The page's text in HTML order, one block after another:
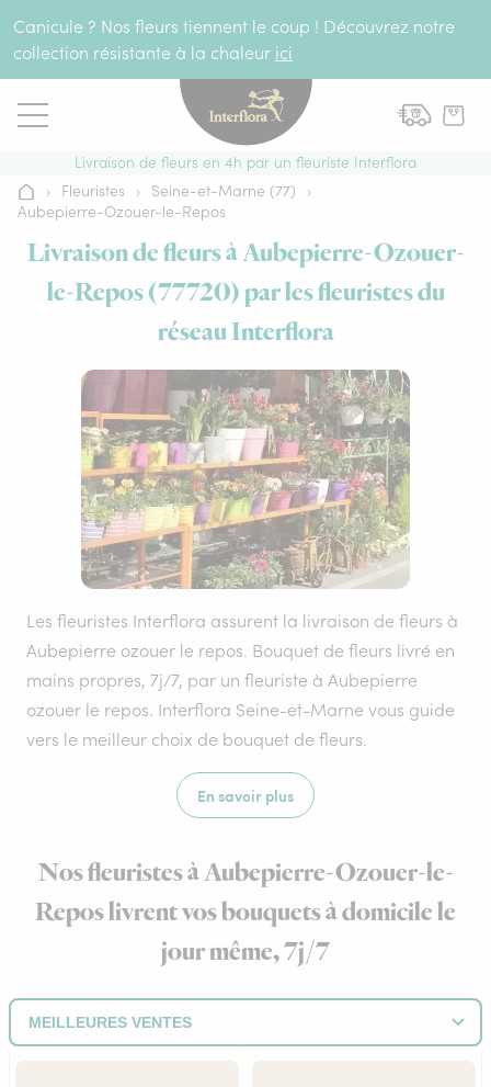
Canicule ? Nos fleurs tiennent le coup ! Découvrez notre
collection résistante à la chaleur ici
Livraison de fleurs en 4h par un fleuriste Interflora
Accueil
› Fleuristes › Seine-et-Marne (77)
›
Aubepierre-Ozouer-le-Repos
Livraison de fleurs à Aubepierre-Ozouer-
le-Repos (77720) par les fleuristes du
réseau Interflora
Les fleuristes Interflora assurent la livraison de fleurs à
Aubepierre ozouer le repos. Bouquet de fleurs livré en
mains propres, 7j/7, par un fleuriste à Aubepierre
ozouer le repos. Interflora Seine-et-Marne vous guide
vers le meilleur choix de bouquet de fleurs.
En savoir plus
Nos fleuristes à Aubepierre-Ozouer-le-
Repos livrent vos bouquets à domicile le
jour même, 7j/7